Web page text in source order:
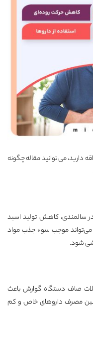
دارید، می توانید مقالهچگونه
سالمندی، کاهش تولید اسید
موجب سوء جذب مواد
شود.
صاف دستگاه گوارش باعث
مصرف داروهای خاص و کم